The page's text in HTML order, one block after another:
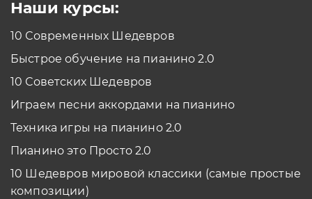
Наши курсы:
10 Современных Шедевров
Быстрое обучение на пианино 2.0
10 Советских Шедевров
Играем песни аккордами на пианино
Техника игры на пианино 2.0
Пианино это Просто 2.0
10 Шедевров мировой классики (самые простые
композиции)